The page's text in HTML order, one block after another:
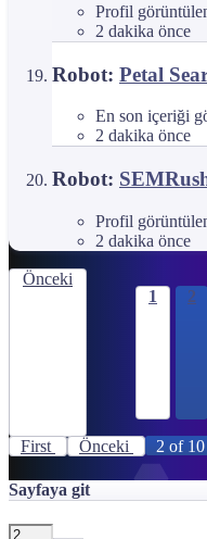
Profil
2 dakika önce
Robot: Petal
En son içeriği
2 dakika önce
Robot:
Profil
2 dakika önce
Önceki
1
2
First Önceki 2 of 10
Sayfaya git